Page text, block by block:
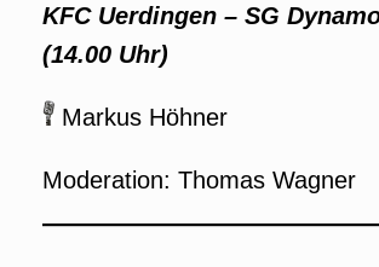
KFC Uerdingen – SG
(14.00 Uhr)
Markus Höhner
Moderation: Thomas Wagner